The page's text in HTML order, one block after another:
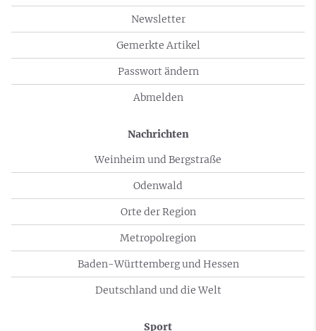
Newsletter
Gemerkte Artikel
Passwort ändern
Abmelden
Nachrichten
Weinheim und Bergstraße
Odenwald
Orte der Region
Metropolregion
Baden-Württemberg und Hessen
Deutschland und die Welt
Sport